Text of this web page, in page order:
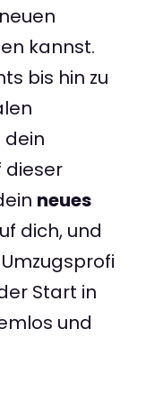
kannst.
bis hin zu
dein
dieser
neues
dich, und
Start in
und